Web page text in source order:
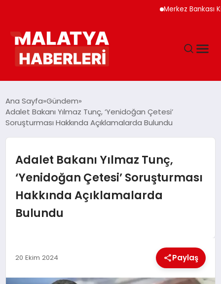
Merkez Bankası
GÜNDEM
DÜNYA
EĞITIM
EKONOMI
Ana Sayfa Gündem
Adalet Bakanı Yılmaz Tunç, ‘Yenidoğan Çetesi’
Soruşturması Hakkında Açıklamalarda Bulundu
Adalet Bakanı Yılmaz Tunç,
‘Yenidoğan Çetesi’ Soruşturması
Hakkında Açıklamalarda
Bulundu
20 Ekim 2024 Paylaş